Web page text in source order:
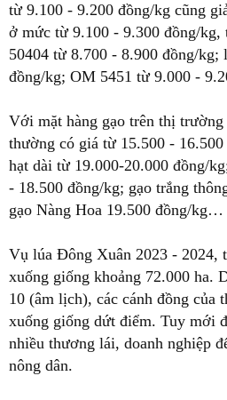
từ 9.100 - 9.200 đồng/kg cũng
ở mức từ 9.100 - 9.300 đồng/kg,
50404 từ 8.700 - 8.900 đồng/kg;
đồng/kg; OM 5451 từ 9.000 -
Với mặt hàng gạo trên thị
thường có giá từ 15.500 -
hạt dài từ 19.000-20.000 đồng/
- 18.500 đồng/kg; gạo trắng
gạo Nàng Hoa 19.500 đồng/kg…
Vụ lúa Đông Xuân 2023 - 2024,
xuống giống khoảng 72.000 ha.
10 (âm lịch), các cánh đồng của
xuống giống dứt điểm. Tuy mới
nhiều thương lái, doanh nghiệp
nông dân.